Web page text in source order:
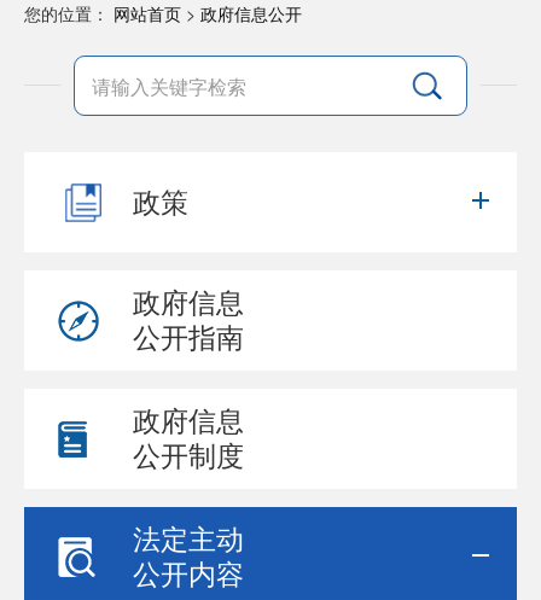
您的位置： 网站首页 > 政府信息公开
政策
政府信息
公开指南
政府信息
公开制度
法定主动
公开内容